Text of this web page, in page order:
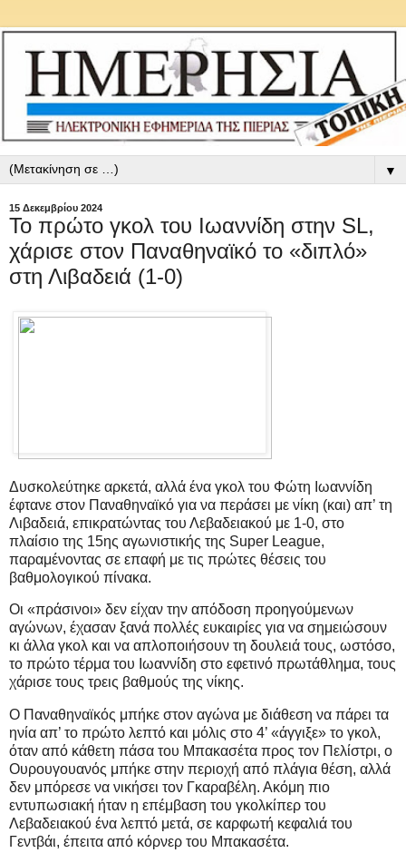
▼
15 Δεκεμβρίου 2024
Το πρώτο γκολ του Ιωαννίδη στην SL,
χάρισε στον Παναθηναϊκό το «διπλό»
στη Λιβαδειά (1-0)
Δυσκολεύτηκε αρκετά, αλλά ένα γκολ του Φώτη Ιωαννίδη
έφτανε στον Παναθηναϊκό για να περάσει με νίκη (και) απ’ τη
Λιβαδειά, επικρατώντας του Λεβαδειακού με 1-0, στο
πλαίσιο της 15ης αγωνιστικής της Super League,
παραμένοντας σε επαφή με τις πρώτες θέσεις του
βαθμολογικού πίνακα.
Οι «πράσινοι» δεν είχαν την απόδοση προηγούμενων
αγώνων, έχασαν ξανά πολλές ευκαιρίες για να σημειώσουν
κι άλλα γκολ και να απλοποιήσουν τη δουλειά τους, ωστόσο,
το πρώτο τέρμα του Ιωαννίδη στο εφετινό πρωτάθλημα, τους
χάρισε τους τρεις βαθμούς της νίκης.
Ο Παναθηναϊκός μπήκε στον αγώνα με διάθεση να πάρει τα
ηνία απ’ το πρώτο λεπτό και μόλις στο 4’ «άγγιξε» το γκολ,
όταν από κάθετη πάσα του Μπακασέτα προς τον Πελίστρι, ο
Ουρουγουανός μπήκε στην περιοχή από πλάγια θέση, αλλά
δεν μπόρεσε να νικήσει τον Γκαραβέλη. Ακόμη πιο
εντυπωσιακή ήταν η επέμβαση του γκολκίπερ του
Λεβαδειακού ένα λεπτό μετά, σε καρφωτή κεφαλιά του
Γεντβάι, έπειτα από κόρνερ του Μπακασέτα.